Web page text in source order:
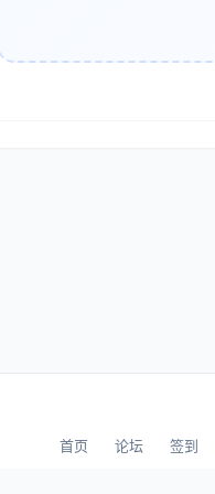
能问答
首页 论坛 签到